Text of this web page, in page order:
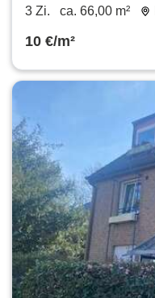
3 Zi. ca. 66,00 m²
10 €/m²